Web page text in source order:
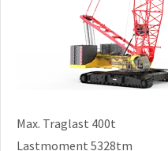
Max. Traglast 400t
Lastmoment 5328tm